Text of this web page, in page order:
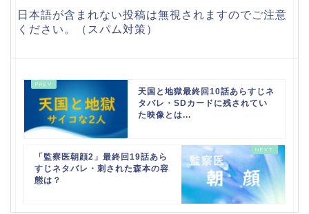
日本語が含まれない投稿は無視されますのでご注意
ください。（スパム対策）
天国と地獄最終回10話あらすじネ
タバレ・SDカードに残されてい
た映像とは...
「監察医朝顔2」最終回19話あら
すじネタバレ・刺された森本の容
態は？